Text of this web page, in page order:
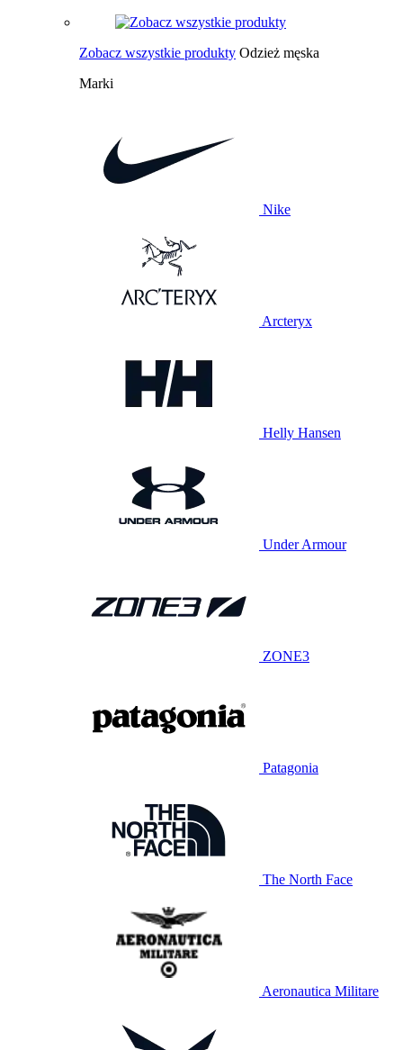
Zobacz wszystkie produkty Odzież męska
Marki
Nike
Arcteryx
Helly Hansen
Under Armour
ZONE3
Patagonia
The North Face
Aeronautica Militare